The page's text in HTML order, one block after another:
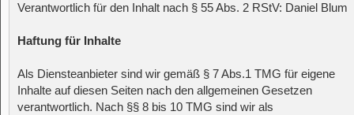
Verantwortlich für den Inhalt nach § 55 Abs. 2 RStV: Daniel Blum
Haftung für Inhalte
Als Diensteanbieter sind wir gemäß § 7 Abs.1 TMG für eigene
Inhalte auf diesen Seiten nach den allgemeinen Gesetzen
verantwortlich. Nach §§ 8 bis 10 TMG sind wir als